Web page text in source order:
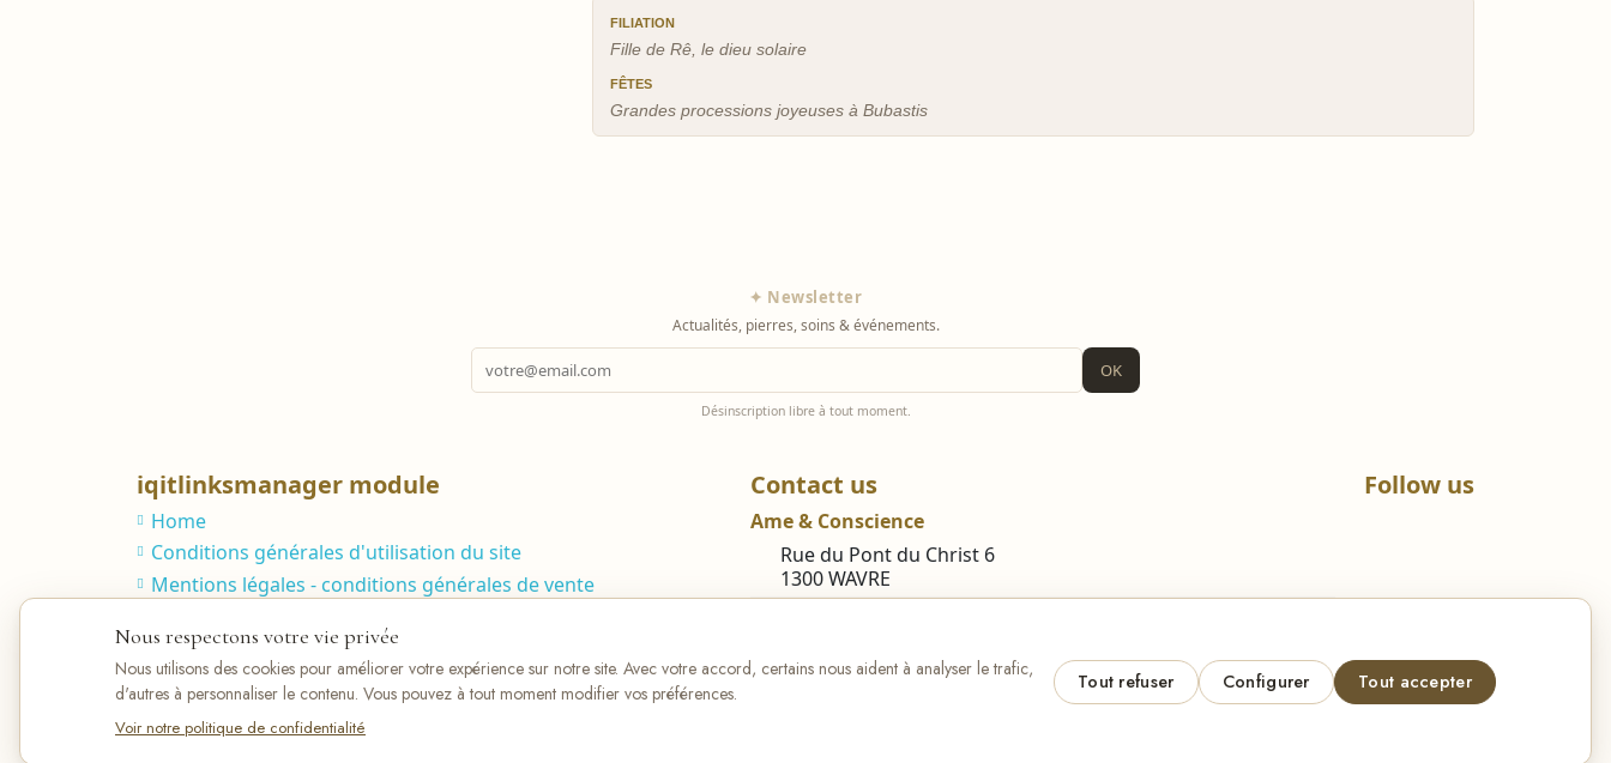
FILIATION
Fille de Rê, le dieu solaire
FÊTES
Grandes processions joyeuses à Bubastis
✦ Newsletter
Actualités, pierres, soins & événements.
OK
Désinscription libre à tout moment.
iqitlinksmanager module
Home
Conditions générales d'utilisation du site
Mentions légales - conditions générales de vente
Contact us
Ame & Conscience
Rue du Pont du Christ 6
1300 WAVRE
iqitcontactpage - module, you can put own text in configuration
Follow us
Nous respectons votre vie privée
Nous utilisons des cookies pour améliorer votre expérience sur notre site. Avec votre accord, certains nous aident à analyser le trafic,
d'autres à personnaliser le contenu. Vous pouvez à tout moment modifier vos préférences.
Voir notre politique de confidentialité
Tout refuser Configurer Tout accepter